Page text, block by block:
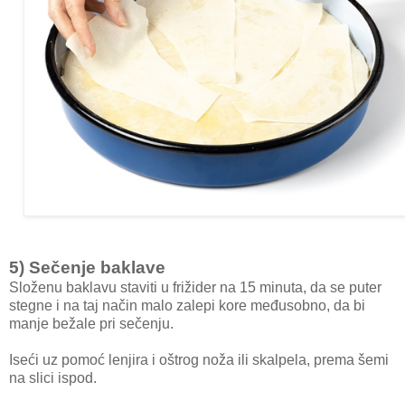
5) Sečenje baklave
Složenu baklavu staviti u frižider na 15 minuta, da se puter
stegne i na taj način malo zalepi kore međusobno, da bi
manje bežale pri sečenju.
Iseći uz pomoć lenjira i oštrog noža ili skalpela, prema šemi
na slici ispod.